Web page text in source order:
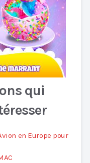
qui
en Europe pour